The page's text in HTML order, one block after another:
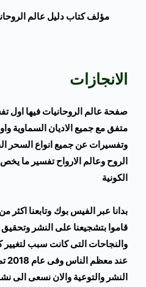
مؤلف كتاب دليل عالم
الانجازات
صفحة عالم الروحانيات فيها اول
متفق مع جميع الاديان السماوية
وتفسيرات عن جميع انواع السحر
الروح وعالم الارواح تفسير ما
الكونية
بدانا عبر الفيس بوك
قاموا بتشجيعنا على النشر وتحقيق
والنجاحات التى كانت سبب لتغيير
عند معظم الناس وفى عام 2018 تم انشاء قناة يوتيوب
النشر والتوعية والان نسعى الى